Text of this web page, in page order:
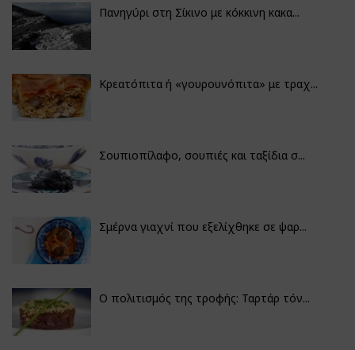
Πανηγύρι στη Σίκινο με κόκκινη κακα...
Κρεατόπιτα ή «γουρουνόπιτα» με τραχ...
Σουπιοπίλαφο, σουπιές και ταξίδια σ...
Σμέρνα γιαχνί που εξελίχθηκε σε ψαρ...
Ο πολιτισμός της τροφής: Ταρτάρ τόν...